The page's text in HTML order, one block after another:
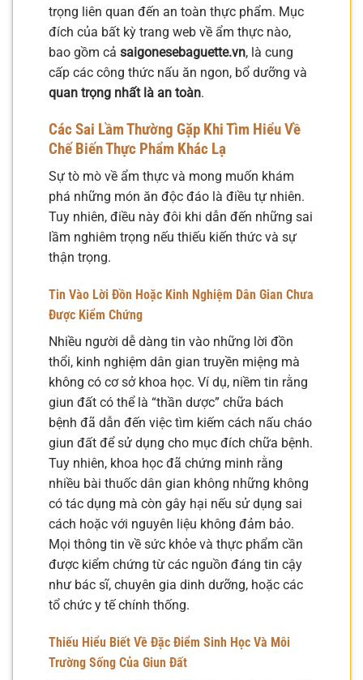
trọng liên quan đến an toàn thực phẩm. Mục
đích của bất kỳ trang web về ẩm thực nào,
bao gồm cả saigonesebaguette.vn, là cung
cấp các công thức nấu ăn ngon, bổ dưỡng và
quan trọng nhất là an toàn.
Các Sai Lầm Thường Gặp Khi Tìm Hiểu Về
Chế Biến Thực Phẩm Khác Lạ
Sự tò mò về ẩm thực và mong muốn khám
phá những món ăn độc đáo là điều tự nhiên.
Tuy nhiên, điều này đôi khi dẫn đến những sai
lầm nghiêm trọng nếu thiếu kiến thức và sự
thận trọng.
Tin Vào Lời Đồn Hoặc Kinh Nghiệm Dân Gian Chưa
Được Kiểm Chứng
Nhiều người dễ dàng tin vào những lời đồn
thổi, kinh nghiệm dân gian truyền miệng mà
không có cơ sở khoa học. Ví dụ, niềm tin rằng
giun đất có thể là “thần dược” chữa bách
bệnh đã dẫn đến việc tìm kiếm cách nấu cháo
giun đất để sử dụng cho mục đích chữa bệnh.
Tuy nhiên, khoa học đã chứng minh rằng
nhiều bài thuốc dân gian không những không
có tác dụng mà còn gây hại nếu sử dụng sai
cách hoặc với nguyên liệu không đảm bảo.
Mọi thông tin về sức khỏe và thực phẩm cần
được kiểm chứng từ các nguồn đáng tin cậy
như bác sĩ, chuyên gia dinh dưỡng, hoặc các
tổ chức y tế chính thống.
Thiếu Hiểu Biết Về Đặc Điểm Sinh Học Và Môi
Trường Sống Của Giun Đất